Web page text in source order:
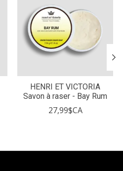
HENRI ET VICTORIA
Savon à raser - Bay Rum
27,99$CA